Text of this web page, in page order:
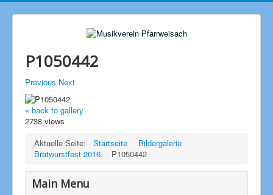
P1050442
Previous Next
« back to gallery
2738 views
Aktuelle Seite:
Startseite
Bildergalerie
Bratwurstfest 2016
P1050442
Main Menu